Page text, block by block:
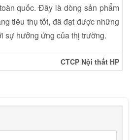
quốc. Đây là dòng sản phẩm
tiêu thụ tốt, đã đạt được những
sự hưởng ứng của thị trường.
CTCP Nội thất HP